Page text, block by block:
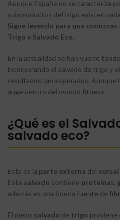
Aunque España no se caracteriza
subproductos del trigo existen
Sigue leyendo para que
Trigo y Salvado Eco.
En la actualidad se han vuelto
incorporando el salvado de trigo y
resultados tan esperados. Aunque
auge dentro del mundo fitness.
¿Qué es el
salvado eco?
Esta es la parte externa del cereal
Este salvado contiene proteínas,
además es una buena fuente de
El mejor salvado de trigo proviene